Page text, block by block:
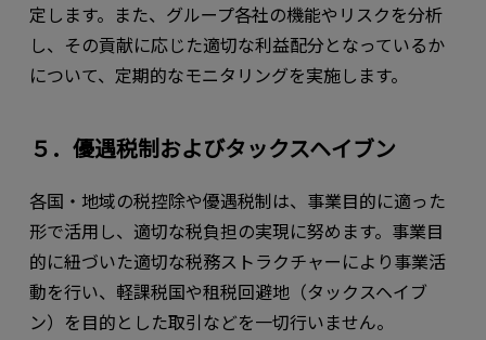
定します。また、グループ各社の機能やリスクを分析
し、その貢献に応じた適切な利益配分となっているか
について、定期的なモニタリングを実施します。
５．優遇税制およびタックスヘイブン
各国・地域の税控除や優遇税制は、事業目的に適った
形で活用し、適切な税負担の実現に努めます。事業目
的に紐づいた適切な税務ストラクチャーにより事業活
動を行い、軽課税国や租税回避地（タックスヘイブ
ン）を目的とした取引などを一切行いません。